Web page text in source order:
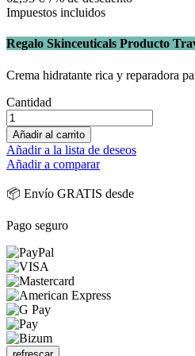
Impuestos incluidos
Regalo Skinceuticals Producto
Crema hidratante rica y reparadora
Cantidad
Añadir al carrito
Añadir a la lista de deseos
Añadir a comparar
📦 Envío GRATIS desde
Pago seguro